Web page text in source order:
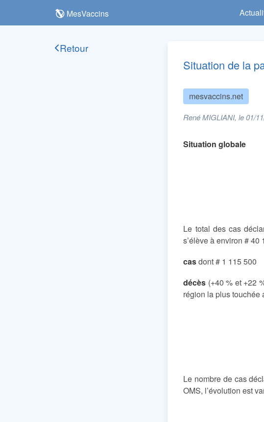
MesVaccins
Retour
Situation de la
mesvaccins.net
René MIGLIANI, le 01/
Situation globale
Le total des cas
s’élève à environ # 40
casdont # 1 115 500
décès (+40 % et +22
région la plus touchée
Le nombre de cas
OMS, l’évolution est